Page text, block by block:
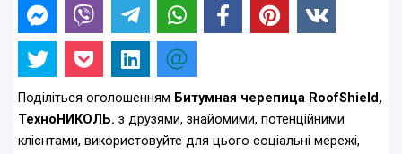
Поділіться оголошенням Битумная черепица RoofShield,
ТехноНИКОЛЬ. з друзями, знайомими, потенційними
клієнтами, використовуйте для цього соціальні мережі,